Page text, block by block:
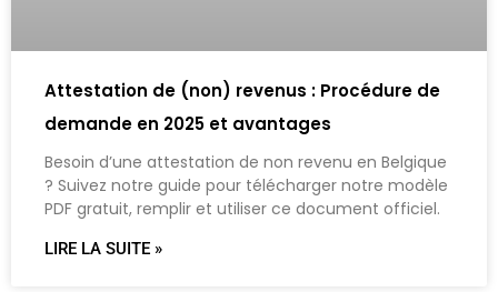
Attestation de (non) revenus : Procédure de
demande en 2025 et avantages
Besoin d’une attestation de non revenu en Belgique
? Suivez notre guide pour télécharger notre modèle
PDF gratuit, remplir et utiliser ce document officiel.
LIRE LA SUITE »